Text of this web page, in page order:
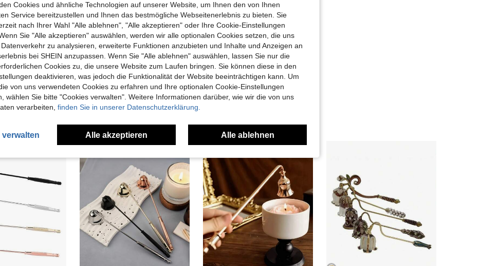
Hilfreich (0)
Ansehen
Angeschaut
Cookies und ähnliche Technologien auf unserer Website, um Ihnen den von Ihnen
Service bereitzustellen und Ihnen das bestmögliche Webseitenerlebnis zu bieten. Sie
nach Ihrer Wahl "Alle ablehnen", "Alle akzeptieren" oder Ihre Cookie-Einstellungen
Sie "Alle akzeptieren" auswählen, werden wir alle optionalen Cookies setzen, die uns
zu analysieren, erweiterte Funktionen anzubieten und Inhalte und Anzeigen an
bei SHEIN anzupassen. Wenn Sie "Alle ablehnen" auswählen, lassen Sie nur die
Cookies zu, die unsere Website zum Laufen bringen. Sie können diese in den
deaktivieren, was jedoch die Funktionalität der Website beeinträchtigen kann. Um
von uns verwendeten Cookies zu erfahren und Ihre optionalen Cookie-Einstellungen
wählen Sie bitte "Cookies verwalten". Weitere Informationen darüber, wie wir die von uns
verarbeiten, finden Sie in unserer Datenschutzerklärung.
Alle akzeptieren Alle ablehnen